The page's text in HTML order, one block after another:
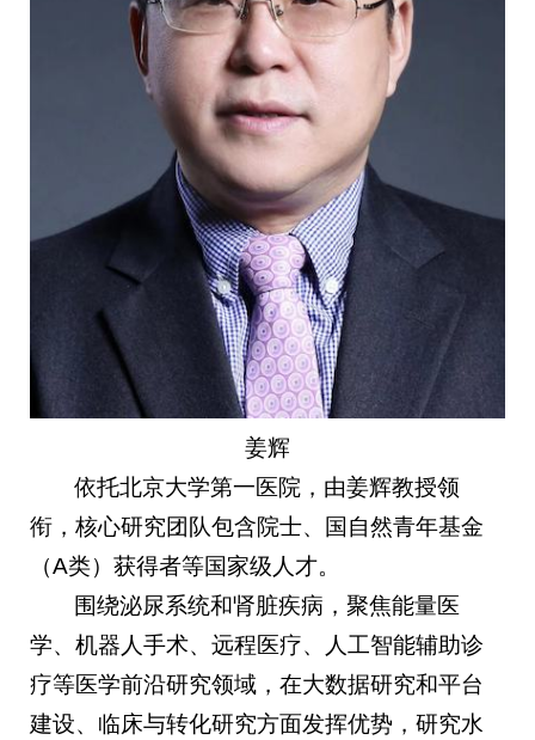
姜辉
依托北京大学第一医院，由姜辉教授领
衔，核心研究团队包含院士、国自然青年基金
（A类）获得者等国家级人才。
围绕泌尿系统和肾脏疾病，聚焦能量医
学、机器人手术、远程医疗、人工智能辅助诊
疗等医学前沿研究领域，在大数据研究和平台
建设、临床与转化研究方面发挥优势，研究水